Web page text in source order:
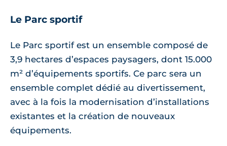
Le Parc sportif
Le Parc sportif est un ensemble composé de
3,9 hectares d’espaces paysagers, dont 15.000
m² d’équipements sportifs. Ce parc sera un
ensemble complet dédié au divertissement,
avec à la fois la modernisation d’installations
existantes et la création de nouveaux
équipements.